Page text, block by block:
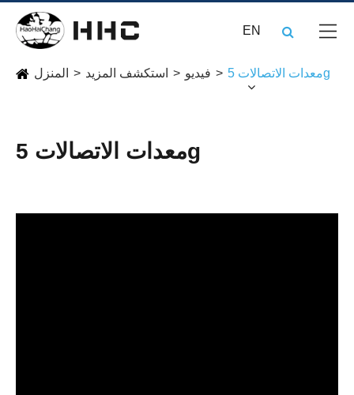
EN
المنزل استكشف المزيد فيديو معدات الاتصالات 5g
معدات الاتصالات 5g